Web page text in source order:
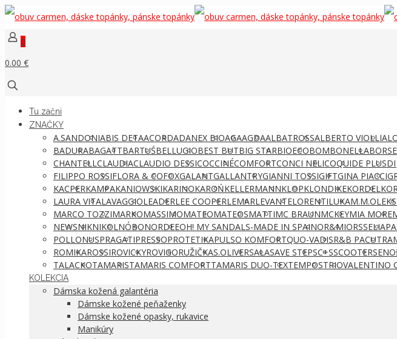
0
0.00 €
Tu začni
ZNAČKY
A.SANDONIABIS DETAACORDADANEX BIOAGAAGDAALBATROSSALBERTO VIOLLI
BADURABAGATTBARTUŚBELLUGIOBEST BUTBIG STARBIOECOBOMBONELLA
CHANTELLCLAUDIACLAUDIO DESSICOCCINÉCOMFORTCONCI NELICOQUIDE PLUS
FILIPPO ROSSIFLORA & COFOXGALANTGALLANTRYGIANNI TOSSIGIFTGINA PIACCI
KACPERKAMPAKANIOWSKIKARINOKAROŃKELLERMANNKLOPKLONDIKEKORDEL
LAURA VITALAVAGGIOLEADERLEE COOPERLEMARLEVANTELORENTILUKA
MARCO TOZZIMARKOMASSIMOMATEOMATEOSMATTIMC BRAUNMCKEYMIA MORE
NEWSNIKNIKOLNÓBONORDEEOH! MY SANDALS-MADE IN SPAINOR&MIORSSELIA
POLLONUSPRAGATIPRESSOPROTETIKAPULSO KOMFORTQUO-VADISR&B PACUT
ROMIKAROSSIROVICKYROVIGORUŽIČKAS.OLIVERSALASAVE STEPSC+SSCOOTER
TALACKOTAMARISTAMARIS COMFORTTAMARIS DUO-TEXTEMPOSTRIOVALENTINO
KOLEKCIA
Dámska kožená galantéria
Dámske kožené peňaženky
Dámske kožené opasky, rukavice
Manikúry